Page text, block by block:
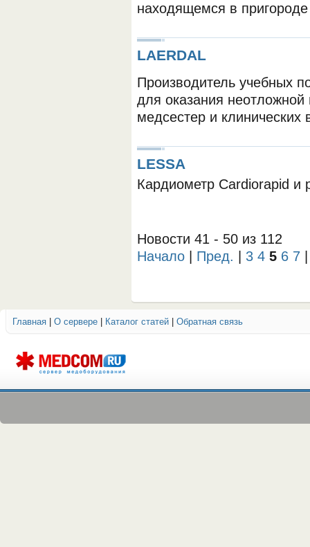
находящемся в
LAERDAL
Производитель учебных
для оказания
медсестер и
LESSA
Кардиометр Cardiorapid и
Новости 41 - 50 из 112
Начало
Пред. 3 4 5 6 7
Главная О сервере Каталог статей Обратная связь